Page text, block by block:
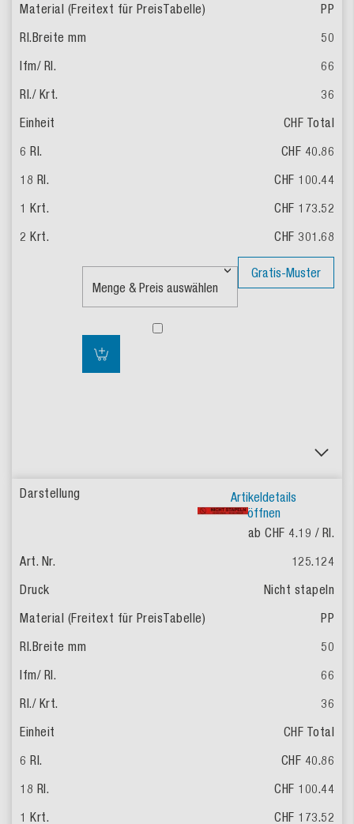
PP
50
66
36
CHF Total
CHF 40.86
CHF 100.44
CHF 173.52
CHF 301.68
Gratis-Muster
Artikeldetails
öffnen
ab CHF 4.19 / Rl.
125.124
Nicht stapeln
PP
50
66
36
CHF Total
CHF 40.86
CHF 100.44
CHF 173.52